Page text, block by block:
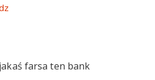
farsa ten bank